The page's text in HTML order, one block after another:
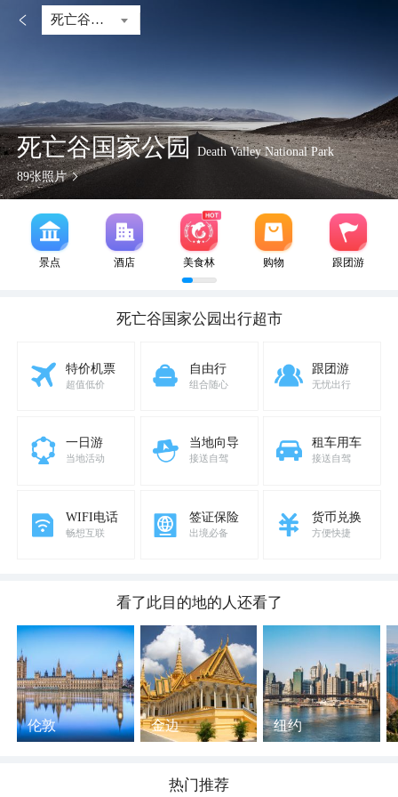
 死亡谷国家公园
死亡谷国家公园Death Valley National Park
89张照片
景点 酒店 美食林 购物 跟团游
死亡谷国家公园 出行超市
特价机票
超值低价
自由行
组合随心
跟团游
无忧出行
一日游
当地活动
当地向导
接送自驾
租车用车
接送自驾
WIFI电话
畅想互联
签证保险
出境必备
货币兑换
方便快捷
看了此目的地的人还看了
伦敦 金边 纽约
热门推荐